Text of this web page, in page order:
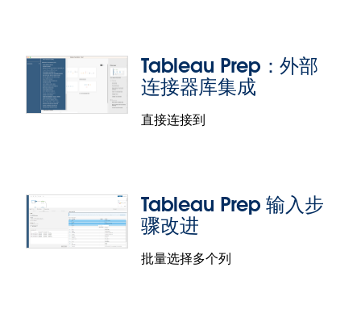
任为核心原则。为了改善探索体验，“连接到”对话框
现在会显示混合内容类型，让用户能够更快地找到相
关数据。
的数据源显示。此功能将确保用户信任他们所使用的
数据，无论这些数据是用来回来一次性问题还是构建
新仪表板。
Tableau Prep：外部
连接器库集成
直接连接到
Tableau Prep 输入步
骤改进
批量选择多个列